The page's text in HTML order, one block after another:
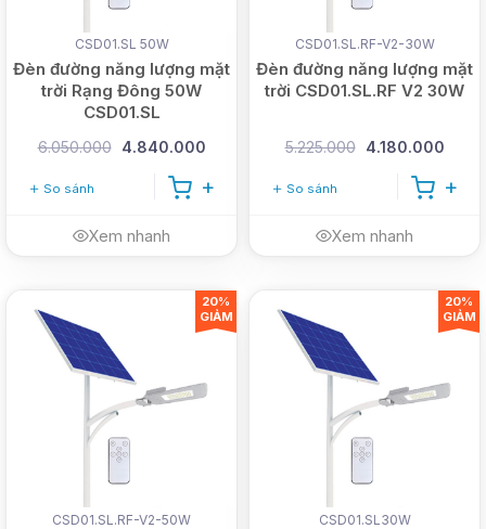
CSD01.SL 50W
Đèn đường năng lượng mặt
trời Rạng Đông 50W
CSD01.SL
6.050.000 4.840.000
So sánh
Xem nhanh
CSD01.SL.RF-V2-30W
Đèn đường năng lượng mặt
trời CSD01.SL.RF V2 30W
5.225.000 4.180.000
So sánh
Xem nhanh
CSD01.SL.RF-V2-50W
20%
GIẢM
CSD01.SL30W
20%
GIẢM